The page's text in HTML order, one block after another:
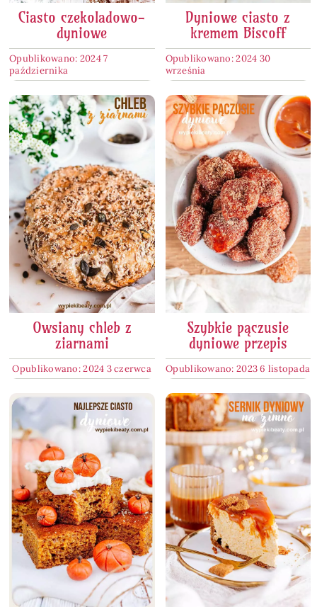
Ciasto czekoladowo-
dyniowe
Opublikowano: 2024 7
października
Dyniowe ciasto z
kremem Biscoff
Opublikowano: 2024 30
września
Owsiany chleb z
ziarnami
Opublikowano: 2024 3 czerwca
Szybkie pączusie
dyniowe przepis
Opublikowano: 2023 6 listopada